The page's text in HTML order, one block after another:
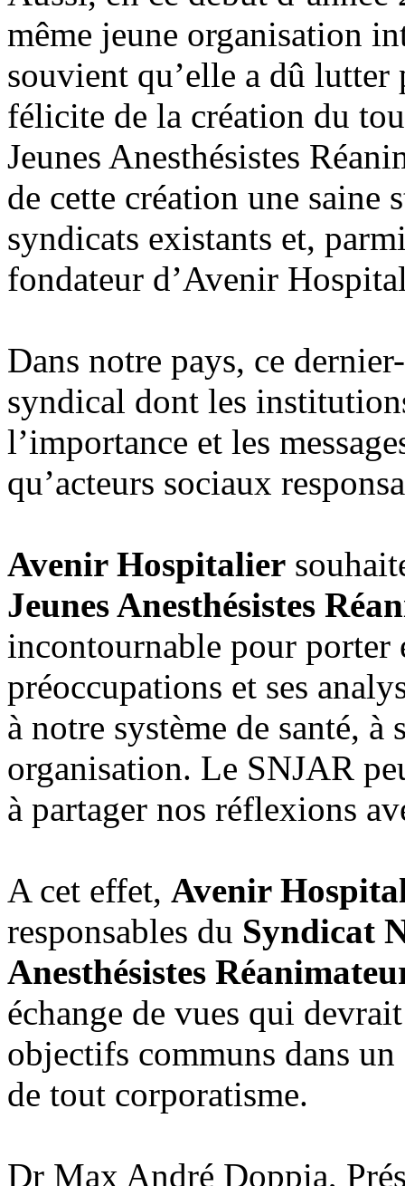
même jeune organisation
souvient qu’elle a dû lutter
félicite de la création du
Jeunes Anesthésistes
de cette création une saine
syndicats existants et,
fondateur d’Avenir
Dans notre pays, ce
syndical dont les
l’importance et les
qu’acteurs sociaux
Avenir Hospitalier
Jeunes Anesthésistes
incontournable pour porter
préoccupations et ses
à notre système de santé, à
organisation. Le SNJAR
à partager nos réflexions
A cet effet, Avenir
responsables du Syndicat
Anesthésistes
échange de vues qui
objectifs communs dans
de tout corporatisme.
Dr Max André Doppia,